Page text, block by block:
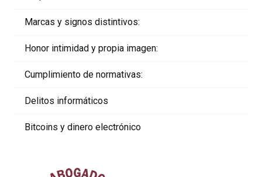
Marcas y signos distintivos:
Honor intimidad y propia imagen:
Cumplimiento de normativas:
Delitos informáticos
Bitcoins y dinero electrónico